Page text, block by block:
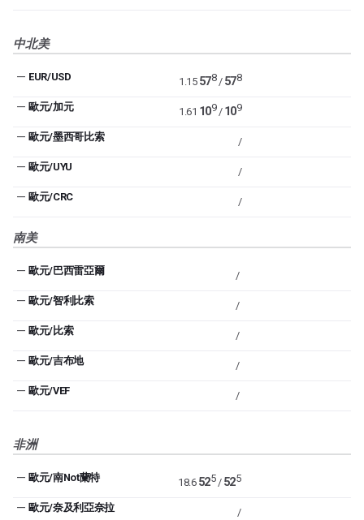
中北美
— EUR/USD 1.15 578/ 578
— 歐元/加元 1.61 109/ 109
— 歐元/墨西哥比索 /
— 歐元/UYU /
— 歐元/CRC /
南美
— 歐元/巴西雷亞爾 /
— 歐元/智利比索 /
— 歐元/比索 /
— 歐元/吉布地 /
— 歐元/VEF /
非洲
— 歐元/南Not蘭特 18.6 525/ 525
— 歐元/奈及利亞奈拉 /